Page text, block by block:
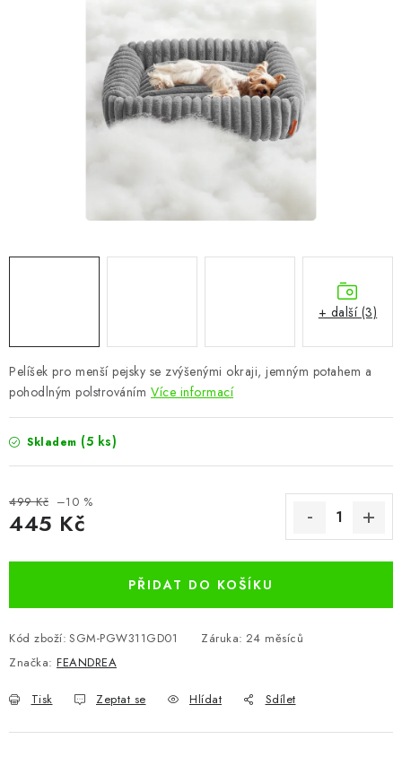
CHOVATELSKÉ POTŘEBY
DOPLŇKY A DEKORACE
Kontakty
Bonusový program NBM+ Blog
Pelíšek pro menší pejsky se zvýšenými okraji, jemným potahem a
pohodlným polstrováním Více informací
Skladem (5 ks)
499 Kč –10 %
445 Kč
PŘIDAT DO KOŠÍKU
Kód zboží: SGM-PGW311GD01 Záruka: 24 měsíců
Značka: FEANDREA
Tisk Zeptat se Hlídat Sdílet
+ další (3)